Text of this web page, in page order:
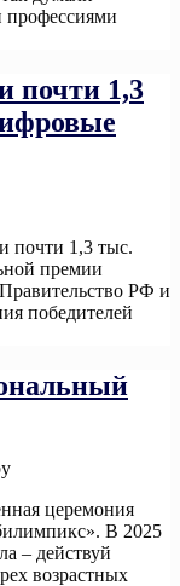
почти 1,3
почти 1,3 тыс.
премии
РФ и
победителей
церемония
В 2025
– действуй
возрастных